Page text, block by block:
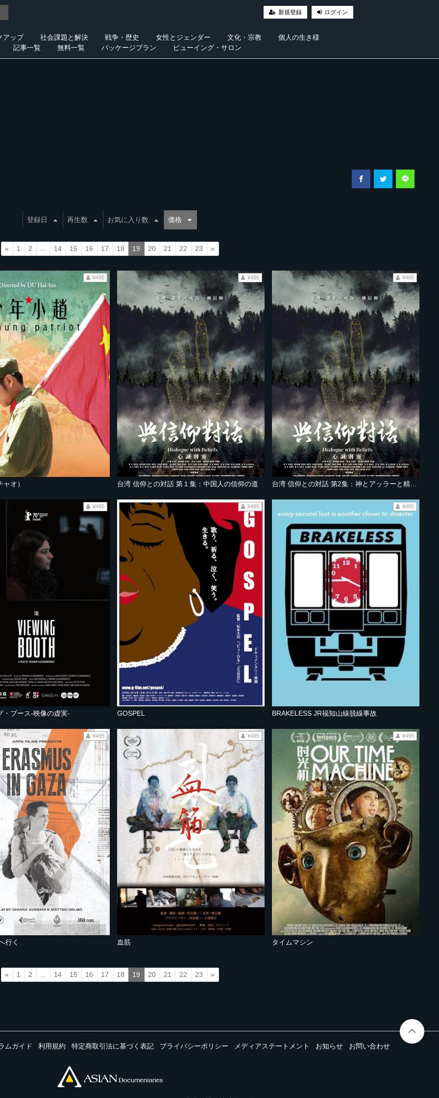
新規登録 ログイン
アップ 社会課題と解決 戦争・歴史 女性とジェンダー 文化・宗教
個人の生き様
記事一覧
無料一覧 パッケージプラン ビューイング・サロン
登録日 再生数 お気に入り数 価格
« 1 2 14 15 16 17 18 19 20 21 22 23 »
オ）
¥495
台湾 信仰との対話 第１集：中国人の信仰の道
¥495
台湾 信仰との対話 第2集：神とアッラーと精霊の声
¥495
・ブース-映像の虚実-
¥495
GOSPEL
¥495
BRAKELESS JR福知山線脱線事故
¥495
行く
¥495
血筋
¥495
タイムマシン
¥495
« 1 2 14 15 16 17 18 19 20 21 22 23 »
ムガイド 利用規約 特定商取引法に基づく表記 プライバシーポリシー メディアステートメント お知らせ お問い合わせ